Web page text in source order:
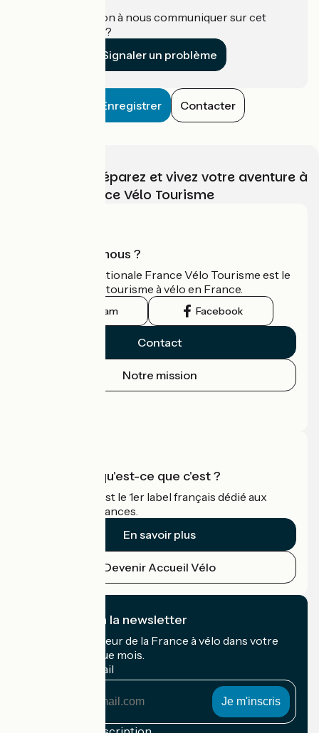
Une information à nous communiquer sur cet
établissement ?
Signaler un problème
Enregistrer Contacter
Choisissez, préparez et vivez votre aventure à
vélo avec France Vélo Tourisme
Qui sommes-nous ?
L'association nationale France Vélo Tourisme est le
guide officiel du tourisme à vélo en France.
Instagram Facebook
Contact
Notre mission
Accueil Vélo qu'est-ce que c'est ?
Accueil Vélo c'est le 1er label français dédié aux
cyclistes en vacances.
En savoir plus
Devenir Accueil Vélo
Je m'abonne à la newsletter
Recevez le meilleur de la France à vélo dans votre
boîte mail chaque mois.
Mon adresse mail